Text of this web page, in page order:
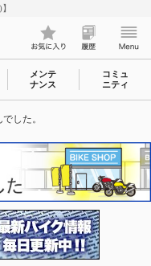
メンテ
ナンス
コミュ
ニティ
した。